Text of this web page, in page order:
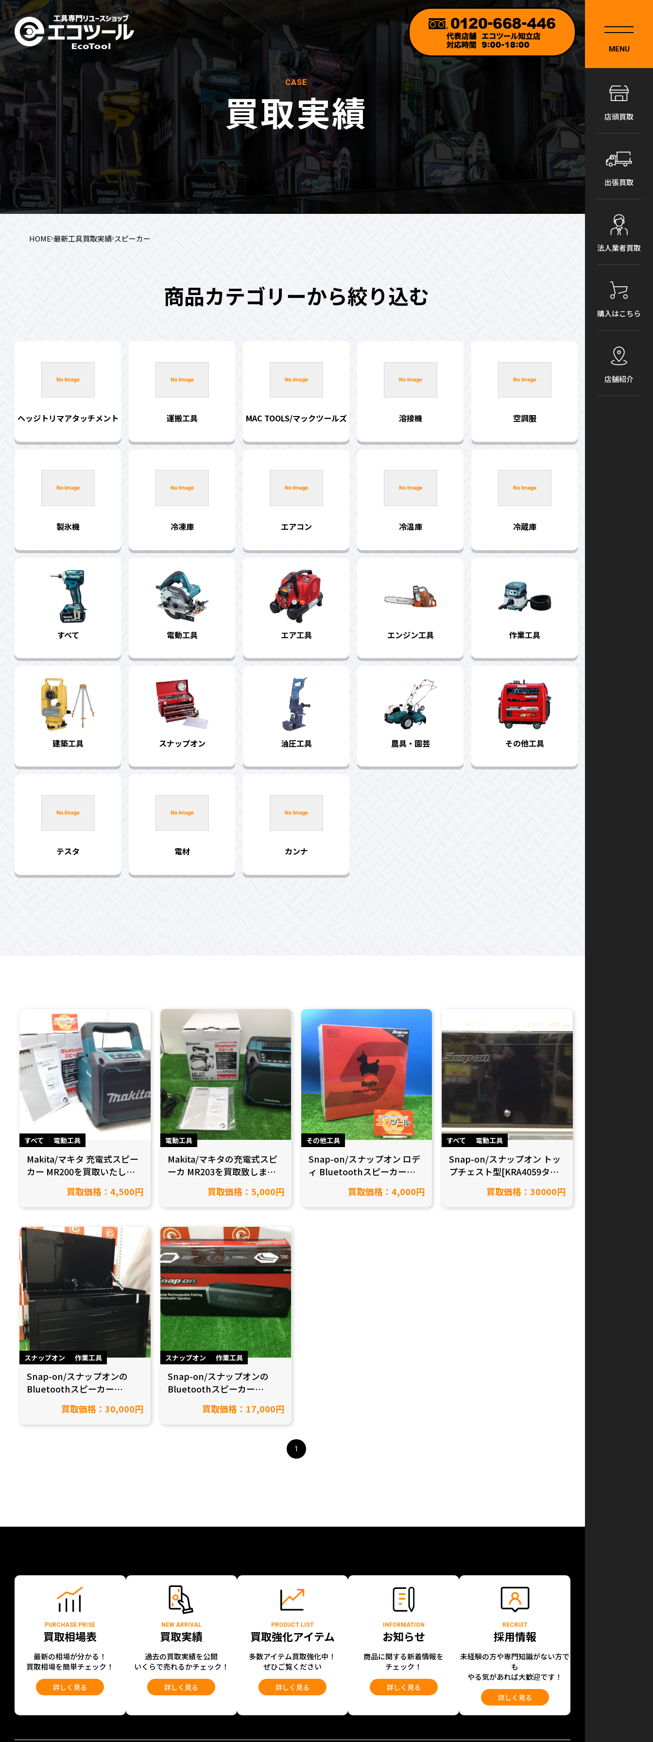
MENU
店頭買取
出張買取
法人業者買取
購入はこちら
店舗紹介
CASE
買取実績
HOME 最新工具買取実績 スピーカー
商品カテゴリーから絞り込む
ヘッジトリマアタッチメント 運搬工具 MAC TOOLS/マックツールズ 溶接機 空調服
製氷機 冷凍庫 エアコン 冷温庫 冷蔵庫
すべて 電動工具 エア工具 エンジン工具 作業工具
建築工具 スナップオン 油圧工具 農具・園芸 その他工具
テスタ 電材 カンナ
すべて 電動工具
Makita/マキタ 充電式スピー
カー MR200を買取いたしま
買取価格：4,500円
電動工具
Makita/マキタの充電式スピ
ーカ MR203を買取致しまし
買取価格：5,000円
その他工具
Snap-on/スナップオン ロデ
ィ Bluetoothスピーカー
のお客様から買取致しまし
た！【愛知県豊田市/工具買
買取価格：4,000円
すべて 電動工具
Snap-on/スナップオン トッ
プチェスト型[KRA4059タイ
SSX19P143を半田市在住のお
客様から買取致しました！
買取価格：30000円
スナップオン 作業工具
Snap-on/スナップオンの
Bluetoothスピーカー
SSX19P143を買取致しまし
た！【愛知県豊田市/工具買
取】
買取価格：30,000円
スナップオン 作業工具
Snap-on/スナップオンの
Bluetoothスピーカー
SSX18P122を買取致しまし
た！【愛知県豊田市/工具買
取】
買取価格：17,000円
1
PURCHASE PRISE
買取相場表
最新の相場が分かる！
買取相場を簡単チェック！
詳しく見る
NEW ARRIVAL
買取実績
過去の買取実績を公開
いくらで売れるかチェック！
詳しく見る
PRODUCT LIST
買取強化アイテム
多数アイテム買取強化中！
ぜひご覧ください
詳しく見る
INFORMATION
お知らせ
商品に関する新着情報を
チェック！
詳しく見る
RECRUIT
採用情報
未経験の方や専門知識がない方で
も
やる気があれば大歓迎です！
詳しく見る